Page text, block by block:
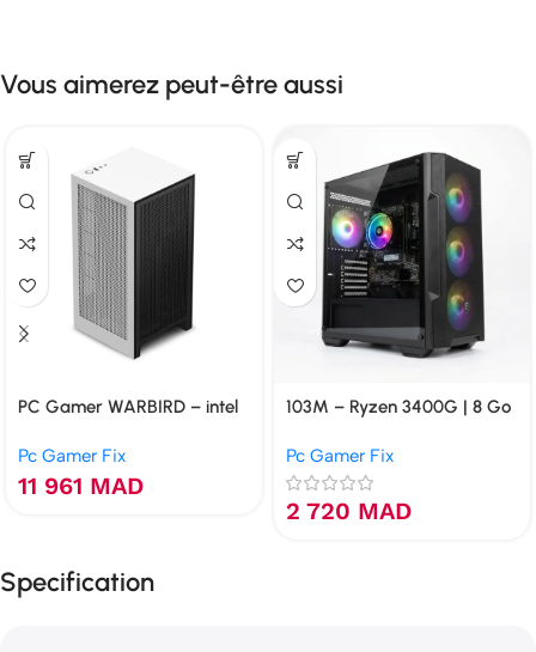
Vous aimerez peut-être aussi
PC Gamer WARBIRD – intel
6 Go | 512 Go NVMe
Pc Gamer Fix
11 961 MAD
103M – Ryzen 3400G | 8 Go
Pc Gamer Fix
2 720 MAD
Specification